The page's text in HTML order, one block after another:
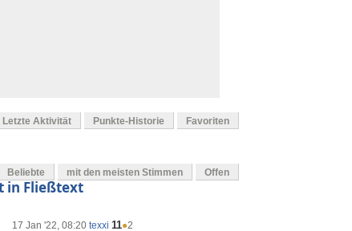
Letzte Aktivität Punkte-Historie Favoriten
Beliebte mit den meisten Stimmen Offen
in Fließtext
17 Jan '22, 08:20 texxi 11●2